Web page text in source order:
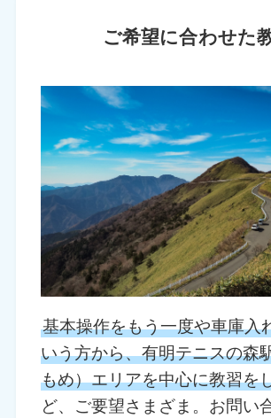
ご希望に合わせた
基本操作をもう一度や車庫入
いう方から、有明テニスの森
もめ）エリアを中心に教習を
ど、ご要望さまざま。お問い